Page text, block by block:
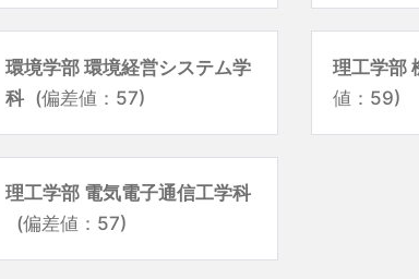
環境学部 環境経営システム学
科 (偏差値：57)
理工学部
値：59)
理工学部 電気電子通信工学科
(偏差値：57)